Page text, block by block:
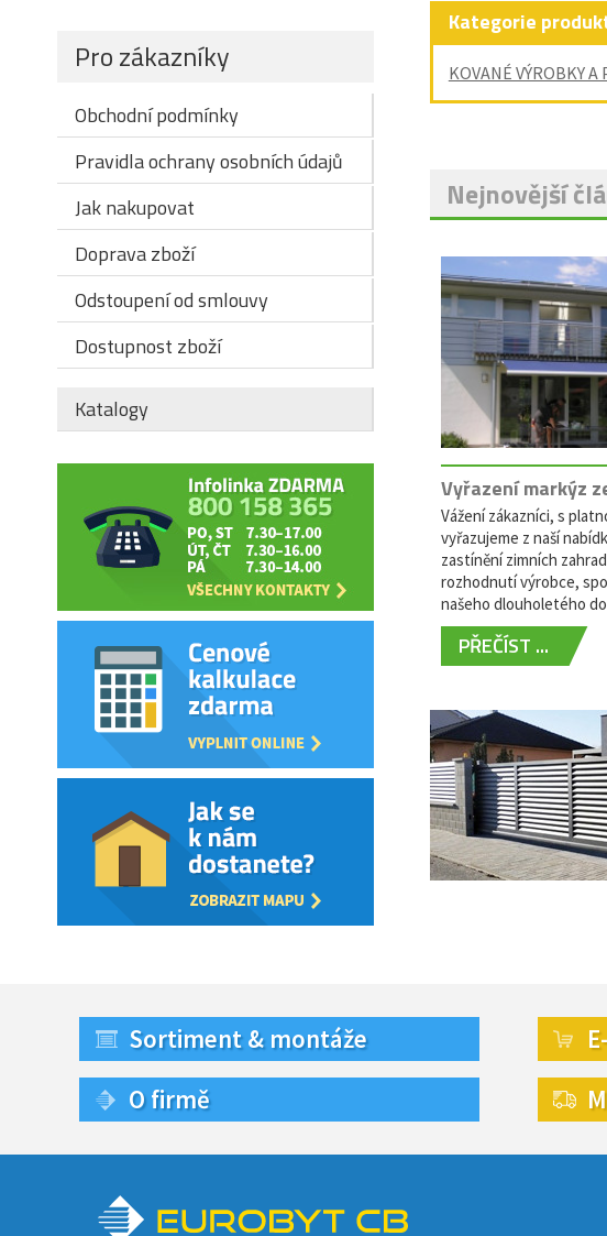
Pro zákazníky
Obchodní podmínky
Pravidla ochrany osobních údajů
Jak nakupovat
Doprava zboží
Odstoupení od smlouvy
Dostupnost zboží
Katalogy
Kategorie
KOVANÉ VÝROBKY A
Nejnovější
Vyřazení markýz
Vážení zákazníci, s
vyřazujeme z naší
zastínění zimních
rozhodnutí výrobce,
našeho dlouholetého
PŘEČÍST ...
Sortiment & montáže
O firmě